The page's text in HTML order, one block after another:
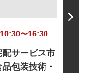
〜16:30
サービス市
包装技術・